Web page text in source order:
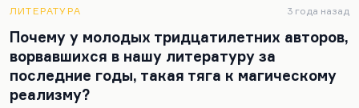
перестал быть ему нужен, и срочно появилась
заметка «Товарищ Эренбург упрощает». Потому
что Эренбург продолжал ненавидеть Германию, а
надо было уже…
ЛИТЕРАТУРА 3 года назад
Почему у молодых тридцатилетних авторов,
ворвавшихся в нашу литературу за
последние годы, такая тяга к магическому
реализму?